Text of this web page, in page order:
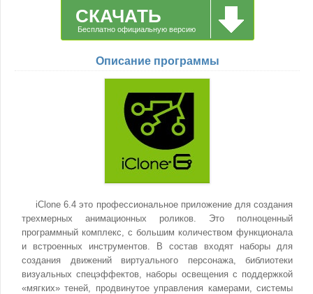
СКАЧАТЬ
Бесплатно официальную версию
Описание программы
iClone 6.4 это профессиональное приложение для создания
трехмерных анимационных роликов. Это полноценный
программный комплекс, с большим количеством функционала
и встроенных инструментов. В состав входят наборы для
создания движений виртуального персонажа, библиотеки
визуальных спецэффектов, наборы освещения с поддержкой
«мягких» теней, продвинутое управления камерами, системы